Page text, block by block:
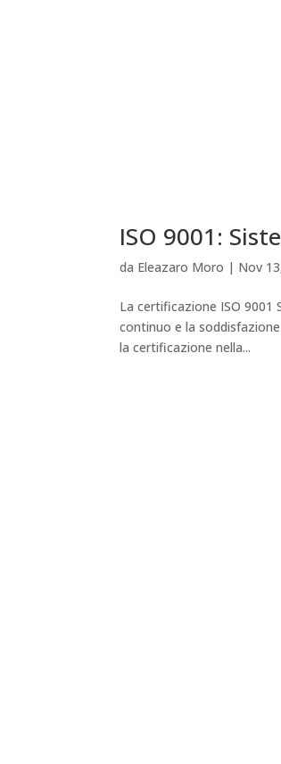
ISO 9001:
da Eleazaro Moro | Nov
La certificazione ISO 9001
continuo e la
la certificazione nella...